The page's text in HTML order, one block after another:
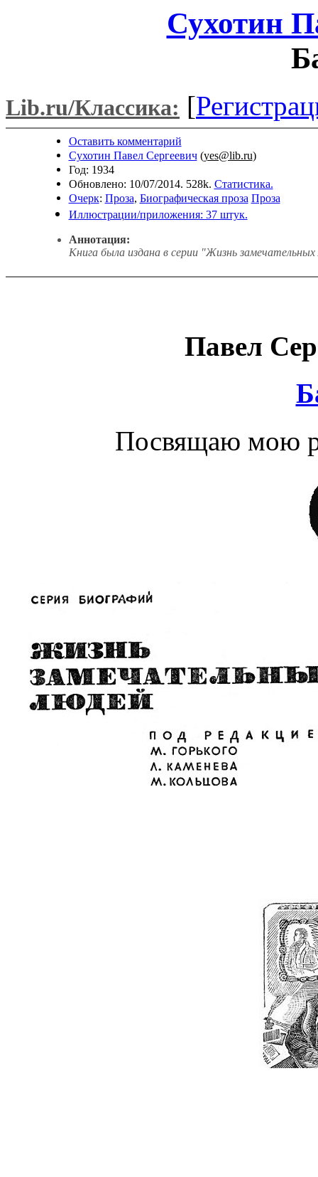
Сухотин
Lib.ru/Классика: [
Оставить комментарий
Сухотин Павел Сергеевич(yes@lib.ru)
Год: 1934
Обновлено: 10/07/2014. 528k. Статистика.
Очерк: Проза, Биографическая проза Проза
Иллюстрации/приложения: 37 штук.
Аннотация:
Книга была издана в серии "Жизнь замечательных
Павел
Посвящаю мою